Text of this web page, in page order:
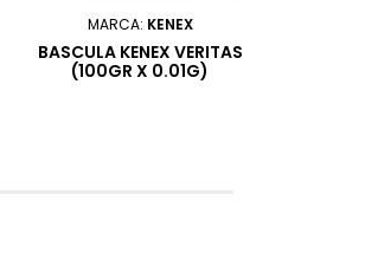
MARCA: KENEX
BASCULA KENEX VERITAS
(100GR X 0.01G)